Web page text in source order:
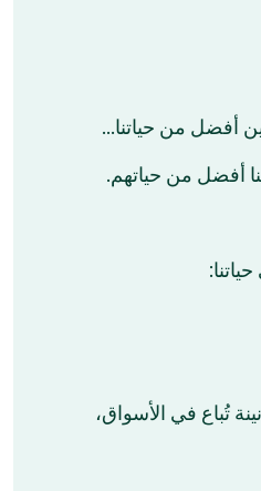
أفضل من حياتنا…
أفضل من حياتهم.
تُباع في الأسواق،